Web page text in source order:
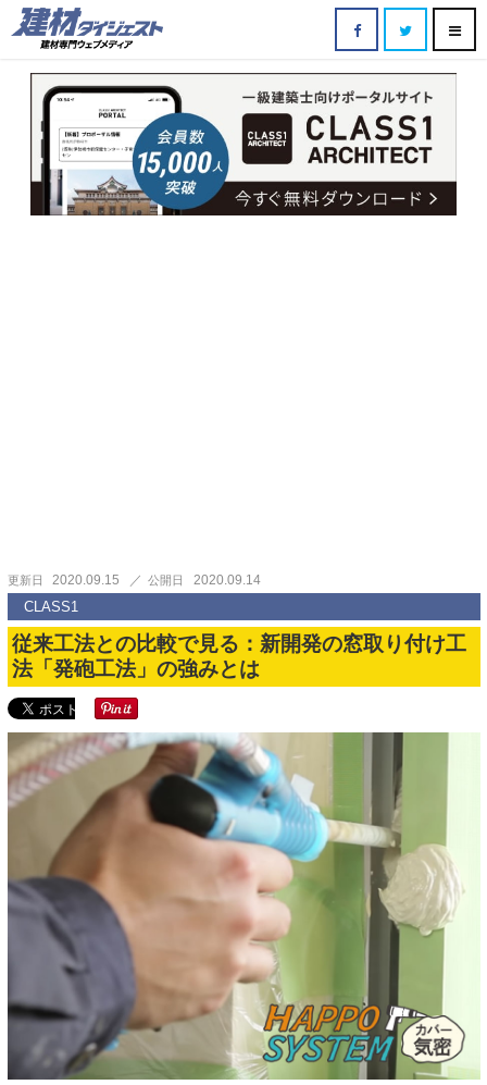
更新日 2020.09.15 公開日 2020.09.14
CLASS1
従来工法との比較で見る：新開発の窓取り付け工
法「発砲工法」の強みとは